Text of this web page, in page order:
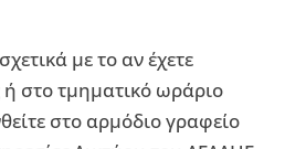
με το αν έχετε
ή στο τμηματικό ωράριο
στο αρμόδιο γραφείο